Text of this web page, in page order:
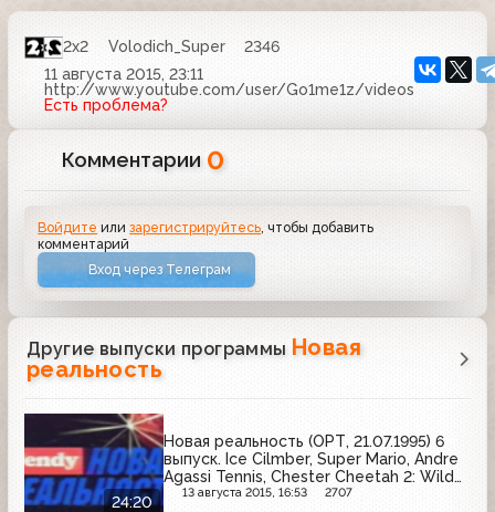
2x2 Volodich_Super
2346
11 августа 2015, 23:11
http://www.youtube.com/user/Go1me1z/videos
Есть проблема?
Комментарии 0
Войдите илизарегистрируйтесь , чтобы добавить
комментарий
Вход через Телеграм
Другие выпуски программы Новая
реальность
24:20
Новая реальность (ОРТ, 21.07.1995) 6
выпуск. Ice Cilmber, Super Mario, Andre
Agassi Tennis, Chester Cheetah 2: Wild
Wild Quest, Zool
13 августа 2015, 16:53 2707